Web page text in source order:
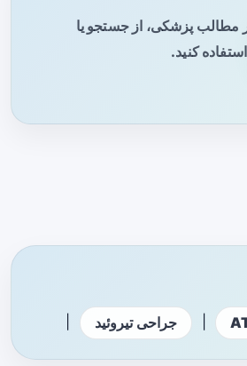
مطالب پزشکی، از جستجو یا
کنید.
جراحی تیروئید